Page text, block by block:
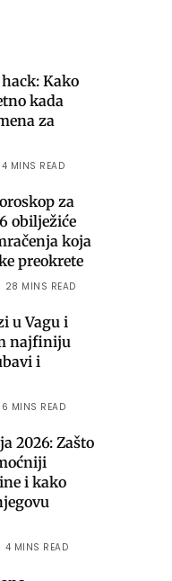
Kako
kada
za
4 MINS READ
za
obilježiće
koja
preokrete
28 MINS READ
u Vagu i
najfiniju
i
6 MINS READ
2026: Zašto
i kako
4 MINS READ